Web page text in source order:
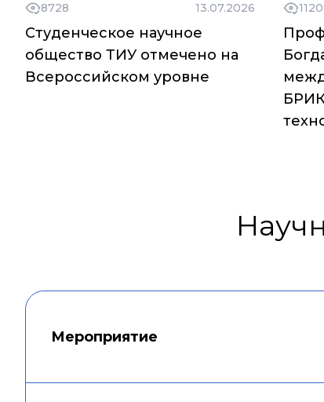
8728 13.07.2026
Студенческое научное
общество ТИУ отмечено на
Всероссийском уровне
Мероприятие